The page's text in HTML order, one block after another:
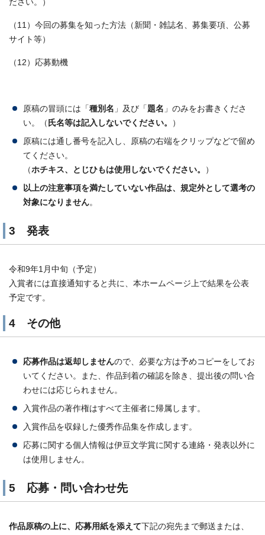
ださい。）
（11）今回の募集を知った方法（新聞・雑誌名、募集要項、公募
サイト等）
（12）応募動機
原稿の冒頭には「種別名 」及び「 題名 」のみをお書きくださ
い。（ 氏名等は記入しないでください。 ）
原稿には通し番号を記入し、原稿の右端をクリップなどで留め
てください。
（ホチキス、とじひもは使用しないでください。 ）
以上の注意事項を満たしていない作品は、規定外として選考の
対象になりません。
3 発表
令和9年1月中旬（予定）
入賞者には直接通知すると共に、本ホームページ上で結果を公表
予定です。
4 その他
応募作品は返却しませんので、必要な方は予めコピーをしてお
いてください。また、作品到着の確認を除き、提出後の問い合
わせには応じられません。
入賞作品の著作権はすべて主催者に帰属します。
入賞作品を収録した優秀作品集を作成します。
応募に関する個人情報は伊豆文学賞に関する連絡・発表以外に
は使用しません。
5 応募・問い合わせ先
作品原稿の上に、応募用紙を添えて下記の宛先まで郵送または、